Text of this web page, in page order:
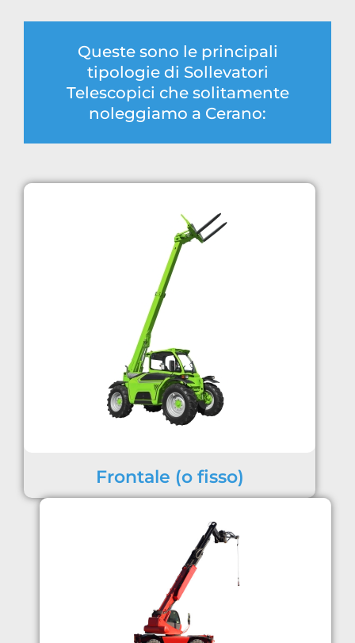
Queste sono le principali
tipologie di Sollevatori
Telescopici che solitamente
noleggiamo a Cerano:
Frontale (o fisso)